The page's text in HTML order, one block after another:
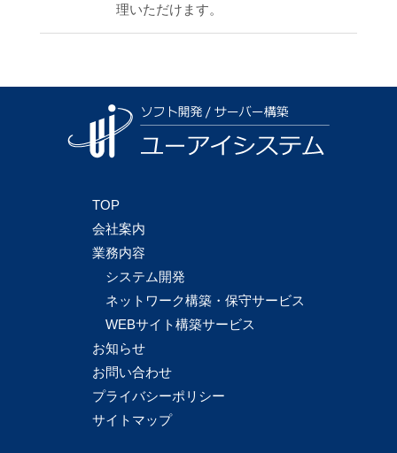
理いただけます。
TOP
会社案内
業務内容
システム開発
ネットワーク構築・保守サービス
WEBサイト構築サービス
お知らせ
お問い合わせ
プライバシーポリシー
サイトマップ